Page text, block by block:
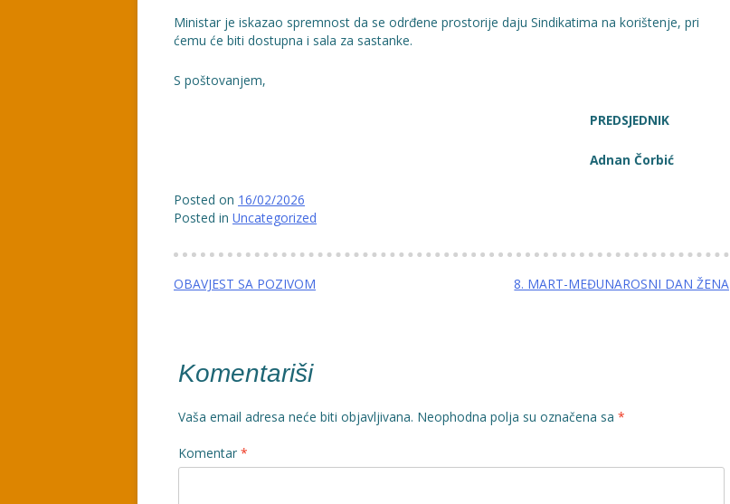
Ministar je iskazao spremnost da se odrđene prostorije daju Sindikatima na korištenje, pri
ćemu će biti dostupna i sala za sastanke.
S poštovanjem,
PREDSJEDNIK
Adnan Čorbić
Posted on 16/02/2026
Posted in Uncategorized
Navigacija
OBAVJEST SA POZIVOM 8. MART-MEĐUNAROSNI DAN ŽENA
Komentariši
Vaša email adresa neće biti objavljivana. Neophodna polja su označena sa*
Komentar*